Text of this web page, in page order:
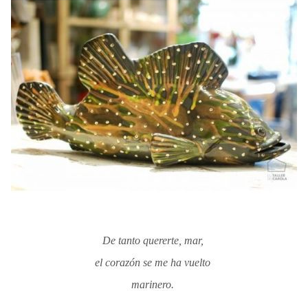
CONTACTO
De tanto quererte, mar,
el corazón se me ha vuelto
marinero.